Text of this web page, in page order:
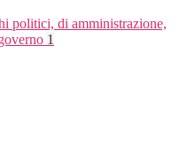
politici, di amministrazione,
1